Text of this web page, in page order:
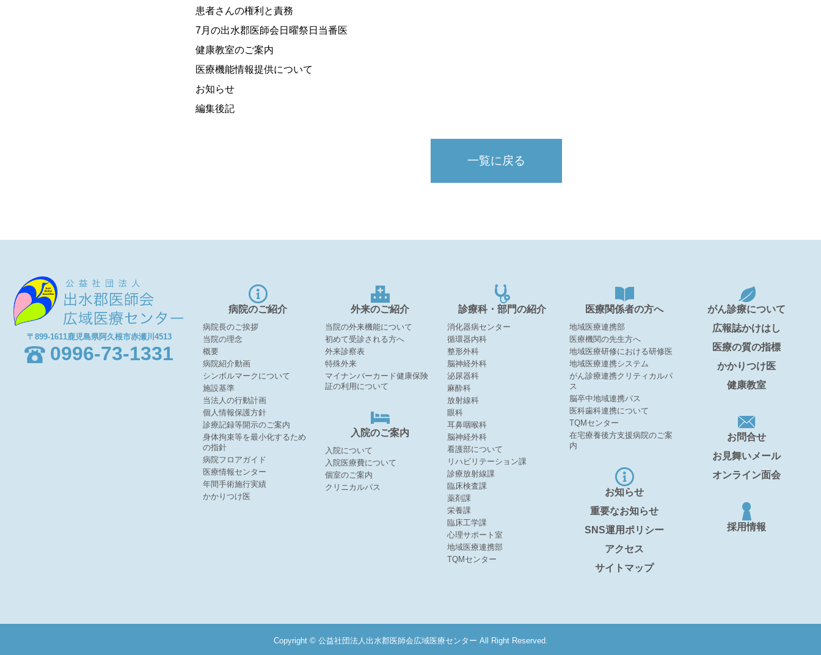
患者さんの権利と責務
7月の出水郡医師会日曜祭日当番医
健康教室のご案内
医療機能情報提供について
お知らせ
編集後記
一覧に戻る
〒899-1611鹿児島県阿久根市赤瀬川4513
0996-73-1331
病院のご紹介
病院長のご挨拶
当院の理念
概要
病院紹介動画
シンボルマークについて
施設基準
当法人の行動計画
個人情報保護方針
診療記録等開示のご案内
身体拘束等を最小化するため
の指針
病院フロアガイド
医療情報センター
年間手術施行実績
かかりつけ医
外来のご紹介
当院の外来機能について
初めて受診される方へ
外来診察表
特殊外来
マイナンバーカード健康保険
証の利用について
入院のご案内
入院について
入院医療費について
個室のご案内
クリニカルパス
診療科・部門の紹介
消化器病センター
循環器内科
整形外科
脳神経外科
泌尿器科
麻酔科
放射線科
眼科
耳鼻咽喉科
脳神経外科
看護部について
リハビリテーション課
診療放射線課
臨床検査課
薬剤課
栄養課
臨床工学課
心理サポート室
地域医療連携部
TQMセンター
医療関係者の方へ
地域医療連携部
医療機関の先生方へ
地域医療研修における研修医
地域医療連携システム
がん診療連携クリティカルパ
ス
脳卒中地域連携パス
医科歯科連携について
TQMセンター
在宅療養後方支援病院のご案
内
お知らせ
重要なお知らせ
SNS運用ポリシー
アクセス
サイトマップ
がん診療について
広報誌かけはし
医療の質の指標
かかりつけ医
健康教室
お問合せ
お見舞いメール
オンライン面会
採用情報
Copyright © 公益社団法人出水郡医師会広域医療センター All Right Reserved.